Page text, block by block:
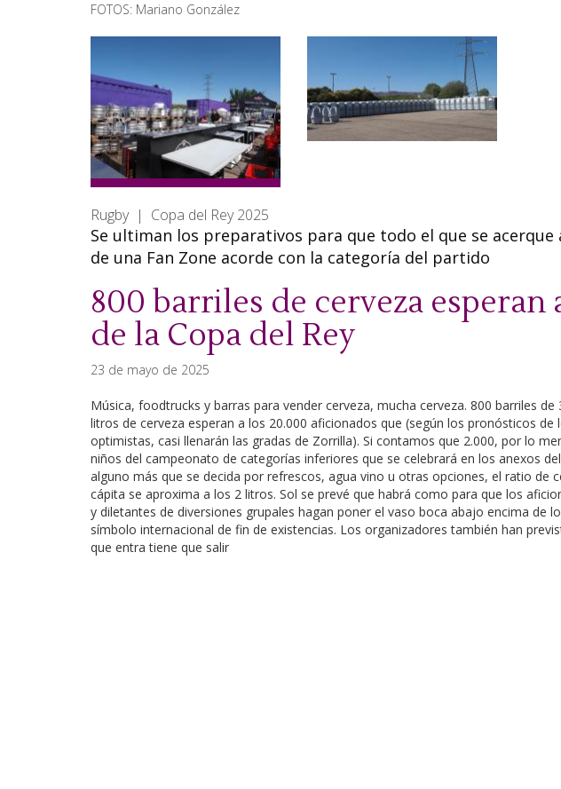
FOTOS: Mariano González
Rugby | Copa del Rey 2025
Se ultiman los preparativos para que todo el que se
de una Fan Zone acorde con la categoría del partido
800 barriles de cerveza
de la Copa del Rey
23 de mayo de 2025
Música, foodtrucks y barras para vender cerveza, mucha cerveza. 800 barriles de
litros de cerveza esperan a los 20.000 aficionados que (según los pronósticos de
optimistas, casi llenarán las gradas de Zorrilla). Si contamos que 2.000, por lo
niños del campeonato de categorías inferiores que se celebrará en los anexos
alguno más que se decida por refrescos, agua vino u otras opciones, el ratio de
cápita se aproxima a los 2 litros. Sol se prevé que habrá como para que los
y diletantes de diversiones grupales hagan poner el vaso boca abajo encima de
símbolo internacional de fin de existencias. Los organizadores también han
que entra tiene que salir